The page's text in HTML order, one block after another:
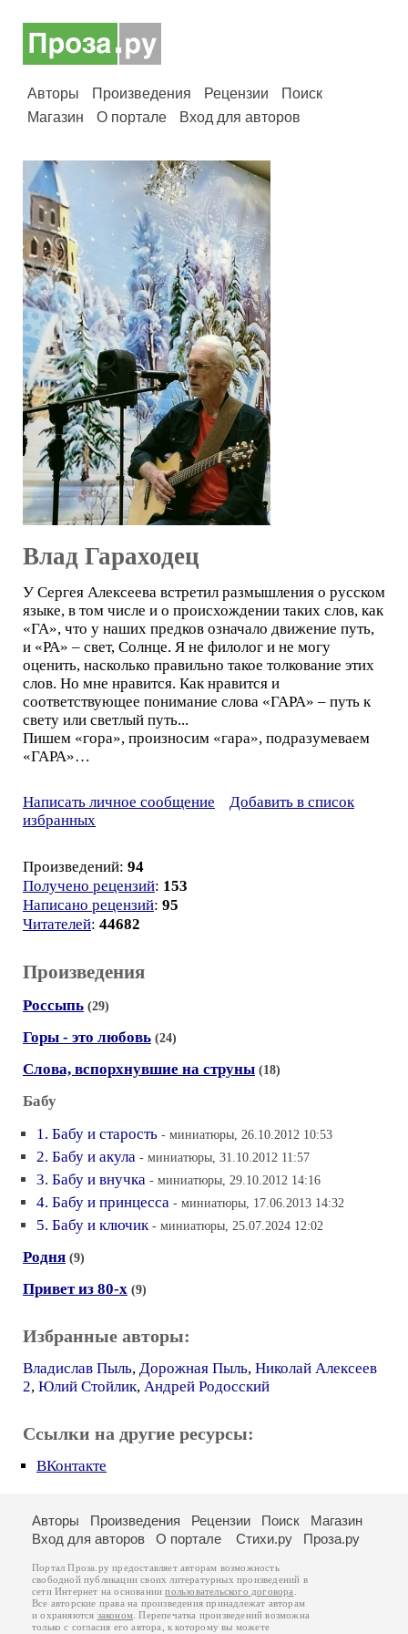
Авторы Произведения Рецензии
Поиск
Магазин
О портале Вход для авторов
Влад Гараходец
У Сергея Алексеева встретил размышления о русском
языке, в том числе и о происхождении таких слов, как
«ГА», что у наших предков означало движение путь,
и «РА» – свет, Солнце. Я не филолог и не могу
оценить, насколько правильно такое толкование этих
слов. Но мне нравится. Как нравится и
соответствующее понимание слова «ГАРА» – путь к
свету или светлый путь...
Пишем «гора», произносим «гара», подразумеваем
«ГАРА»…
Написать личное сообщение
Добавить в список
избранных
Произведений: 94
Получено рецензий: 153
Написано рецензий: 95
Читателей: 44682
Произведения
Россыпь (29)
Горы - это любовь (24)
Слова, вспорхнувшие на струны (18)
Бабу
1. Бабу и старость - миниатюры, 26.10.2012 10:53
2. Бабу и акула - миниатюры, 31.10.2012 11:57
3. Бабу и внучка - миниатюры, 29.10.2012 14:16
4. Бабу и принцесса - миниатюры, 17.06.2013 14:32
5. Бабу и ключик - миниатюры, 25.07.2024 12:02
Родня (9)
Привет из 80-х (9)
Избранные авторы:
Владислав Пыль, Дорожная Пыль, Николай Алексеев
2, Юлий Стойлик, Андрей Родосский
Ссылки на другие ресурсы:
ВКонтакте
Авторы Произведения Рецензии Поиск
Магазин
Вход для авторов
О портале Стихи.ру Проза.ру
Портал Проза.ру предоставляет авторам возможность
свободной публикации своих литературных произведений в
сети Интернет на основаниипользовательского договора
Все авторские права на произведения принадлежат авторам
и охраняются законом . Перепечатка произведений возможна
только с согласия его автора, к которому вы можете